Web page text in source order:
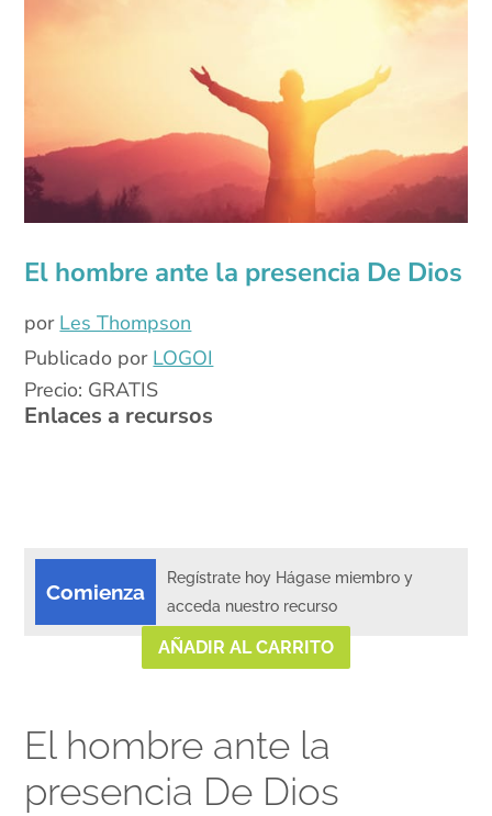
El hombre ante la presencia De Dios
por Les Thompson
Publicado por LOGOI
Precio: GRATIS
Enlaces a recursos
Comienza
Regístrate hoy Hágase miembro y
acceda nuestro recurso
AÑADIR AL CARRITO
El hombre ante la
presencia De Dios